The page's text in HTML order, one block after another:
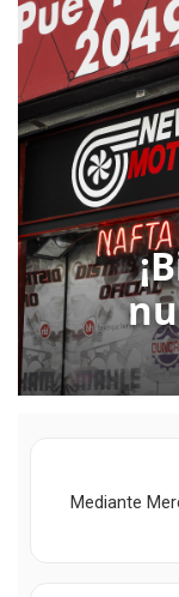
Mediante